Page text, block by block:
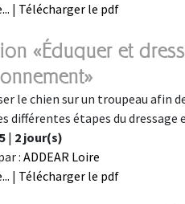
| Télécharger le pdf
«Éduquer et
le chien sur un troupeau afin
différentes étapes du dressage
| 2 jour(s)
: ADDEAR Loire
| Télécharger le pdf